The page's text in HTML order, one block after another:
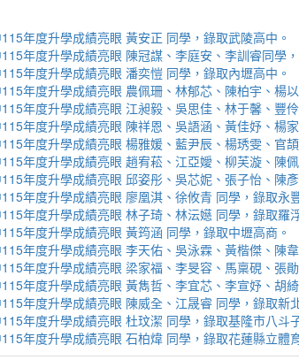
年度升學成績亮眼 黃安正 同學，錄取武陵高中。
年度升學成績亮眼 陳冠謀、李庭安、李訓睿同學
年度升學成績亮眼 潘奕愷 同學，錄取內壢高中。
年度升學成績亮眼 農佩珊、林郁芯、陳柏宇、楊
年度升學成績亮眼 江昶毅、吳思佳、林于馨、豐
年度升學成績亮眼 陳祥恩、吳語涵、黃佳妤、楊
年度升學成績亮眼 楊雅媛、藍尹辰、楊琇雯、官
年度升學成績亮眼 趙宥菘、江亞嬡、柳芙漩、陳
年度升學成績亮眼 邱姿彤、吳芯妮、張子怡、陳
年度升學成績亮眼 廖凰淇、徐攸青 同學，錄取永
年度升學成績亮眼 林子琦、林沄嬨 同學，錄取羅
年度升學成績亮眼 黃筠涵 同學，錄取中壢高商。
年度升學成績亮眼 李天佑、吳泳霖、黃楷傑、陳
年度升學成績亮眼 梁家福、李旻容、馬稟硯、張
年度升學成績亮眼 黃雋哲、李宜芯、李宣妤、胡
年度升學成績亮眼 陳威全、江晟睿 同學，錄取新
年度升學成績亮眼 杜玟潔 同學，錄取基隆市八斗
年度升學成績亮眼 石柏煒 同學，錄取花蓮縣立體